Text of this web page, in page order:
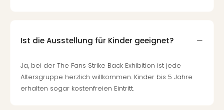
Ist die Ausstellung für Kinder geeignet?
Ja, bei der The Fans Strike Back Exhibition ist jede
Altersgruppe herzlich willkommen. Kinder bis 5 Jahre
erhalten sogar kostenfreien Eintritt.